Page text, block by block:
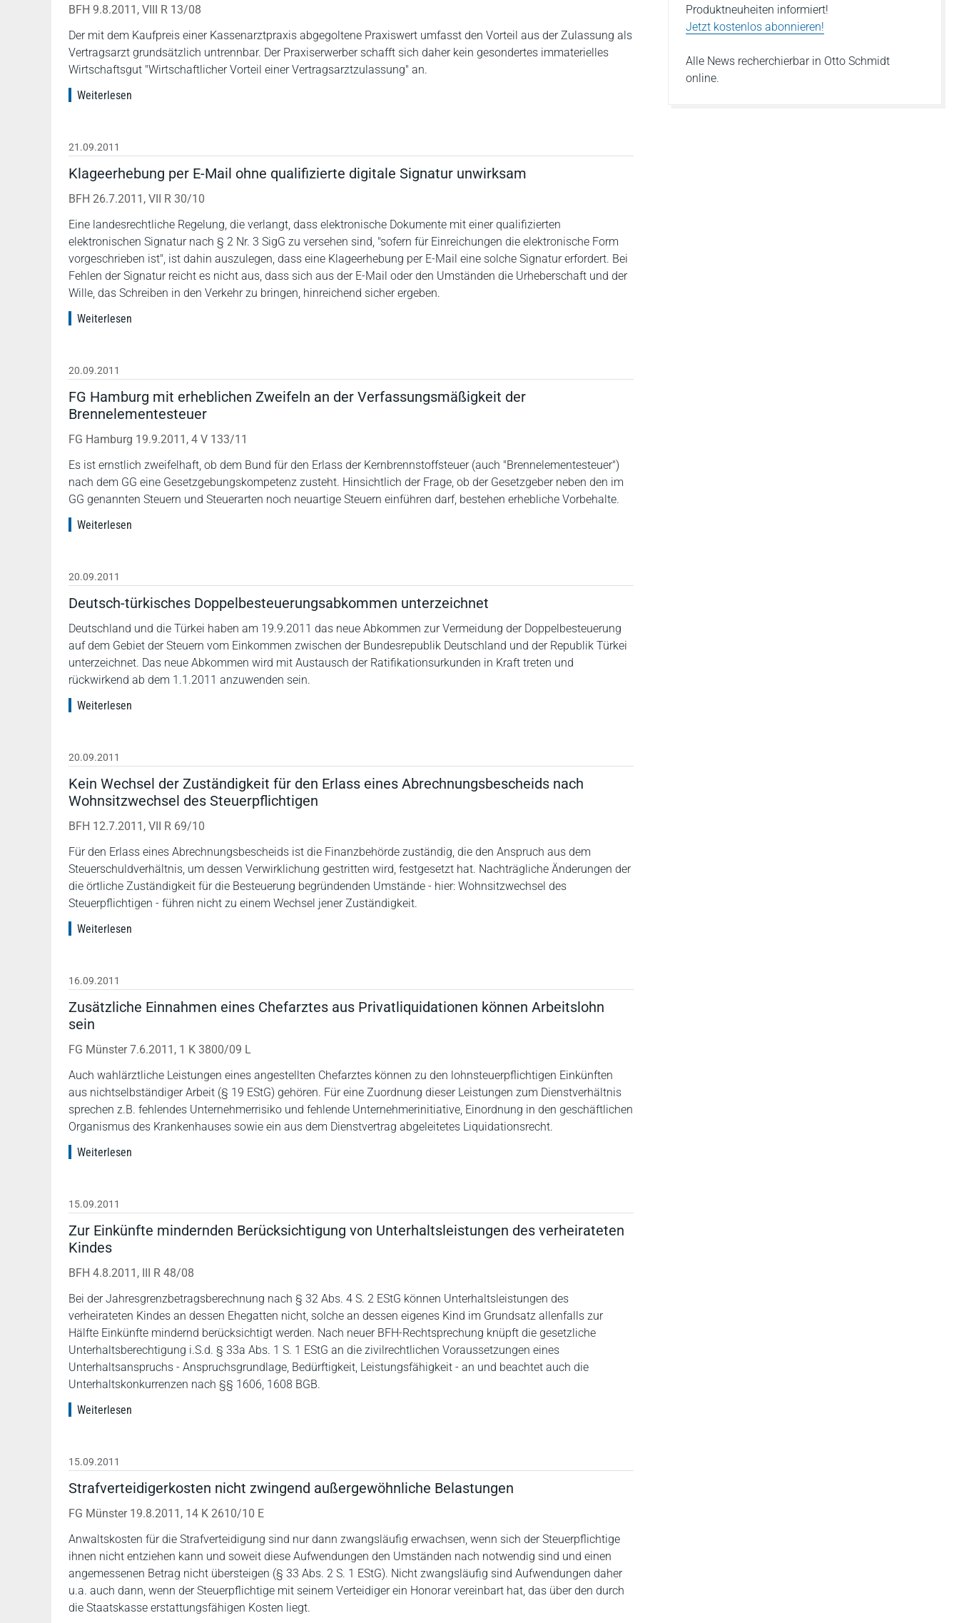
BFH 9.8.2011, VIII R 13/08
Der mit dem Kaufpreis einer Kassenarztpraxis abgegoltene Praxiswert umfasst den Vorteil aus der Zulassung als
Vertragsarzt grundsätzlich untrennbar. Der Praxiserwerber schafft sich daher kein gesondertes immaterielles
Wirtschaftsgut "Wirtschaftlicher Vorteil einer Vertragsarztzulassung" an.
Weiterlesen
21.09.2011
Klageerhebung per E-Mail ohne qualifizierte digitale Signatur unwirksam
BFH 26.7.2011, VII R 30/10
Eine landesrechtliche Regelung, die verlangt, dass elektronische Dokumente mit einer qualifizierten
elektronischen Signatur nach § 2 Nr. 3 SigG zu versehen sind, "sofern für Einreichungen die elektronische Form
vorgeschrieben ist", ist dahin auszulegen, dass eine Klageerhebung per E-Mail eine solche Signatur erfordert. Bei
Fehlen der Signatur reicht es nicht aus, dass sich aus der E-Mail oder den Umständen die Urheberschaft und der
Wille, das Schreiben in den Verkehr zu bringen, hinreichend sicher ergeben.
Weiterlesen
20.09.2011
FG Hamburg mit erheblichen Zweifeln an der Verfassungsmäßigkeit der
Brennelementesteuer
FG Hamburg 19.9.2011, 4 V 133/11
Es ist ernstlich zweifelhaft, ob dem Bund für den Erlass der Kernbrennstoffsteuer (auch "Brennelementesteuer")
nach dem GG eine Gesetzgebungskompetenz zusteht. Hinsichtlich der Frage, ob der Gesetzgeber neben den im
GG genannten Steuern und Steuerarten noch neuartige Steuern einführen darf, bestehen erhebliche Vorbehalte.
Weiterlesen
20.09.2011
Deutsch-türkisches Doppelbesteuerungsabkommen unterzeichnet
Deutschland und die Türkei haben am 19.9.2011 das neue Abkommen zur Vermeidung der Doppelbesteuerung
auf dem Gebiet der Steuern vom Einkommen zwischen der Bundesrepublik Deutschland und der Republik Türkei
unterzeichnet. Das neue Abkommen wird mit Austausch der Ratifikationsurkunden in Kraft treten und
rückwirkend ab dem 1.1.2011 anzuwenden sein.
Weiterlesen
20.09.2011
Kein Wechsel der Zuständigkeit für den Erlass eines Abrechnungsbescheids nach
Wohnsitzwechsel des Steuerpflichtigen
BFH 12.7.2011, VII R 69/10
Für den Erlass eines Abrechnungsbescheids ist die Finanzbehörde zuständig, die den Anspruch aus dem
Steuerschuldverhältnis, um dessen Verwirklichung gestritten wird, festgesetzt hat. Nachträgliche Änderungen der
die örtliche Zuständigkeit für die Besteuerung begründenden Umstände - hier: Wohnsitzwechsel des
Steuerpflichtigen - führen nicht zu einem Wechsel jener Zuständigkeit.
Weiterlesen
16.09.2011
Zusätzliche Einnahmen eines Chefarztes aus Privatliquidationen können Arbeitslohn
sein
FG Münster 7.6.2011, 1 K 3800/09 L
Auch wahlärztliche Leistungen eines angestellten Chefarztes können zu den lohnsteuerpflichtigen Einkünften
aus nichtselbständiger Arbeit (§ 19 EStG) gehören. Für eine Zuordnung dieser Leistungen zum Dienstverhältnis
sprechen z.B. fehlendes Unternehmerrisiko und fehlende Unternehmerinitiative, Einordnung in den geschäftlichen
Organismus des Krankenhauses sowie ein aus dem Dienstvertrag abgeleitetes Liquidationsrecht.
Weiterlesen
15.09.2011
Zur Einkünfte mindernden Berücksichtigung von Unterhaltsleistungen des verheirateten
Kindes
BFH 4.8.2011, III R 48/08
Bei der Jahresgrenzbetragsberechnung nach § 32 Abs. 4 S. 2 EStG können Unterhaltsleistungen des
verheirateten Kindes an dessen Ehegatten nicht, solche an dessen eigenes Kind im Grundsatz allenfalls zur
Hälfte Einkünfte mindernd berücksichtigt werden. Nach neuer BFH-Rechtsprechung knüpft die gesetzliche
Unterhaltsberechtigung i.S.d. § 33a Abs. 1 S. 1 EStG an die zivilrechtlichen Voraussetzungen eines
Unterhaltsanspruchs - Anspruchsgrundlage, Bedürftigkeit, Leistungsfähigkeit - an und beachtet auch die
Unterhaltskonkurrenzen nach §§ 1606, 1608 BGB.
Weiterlesen
15.09.2011
Strafverteidigerkosten nicht zwingend außergewöhnliche Belastungen
FG Münster 19.8.2011, 14 K 2610/10 E
Anwaltskosten für die Strafverteidigung sind nur dann zwangsläufig erwachsen, wenn sich der Steuerpflichtige
ihnen nicht entziehen kann und soweit diese Aufwendungen den Umständen nach notwendig sind und einen
angemessenen Betrag nicht übersteigen (§ 33 Abs. 2 S. 1 EStG). Nicht zwangsläufig sind Aufwendungen daher
u.a. auch dann, wenn der Steuerpflichtige mit seinem Verteidiger ein Honorar vereinbart hat, das über den durch
die Staatskasse erstattungsfähigen Kosten liegt.
Produktneuheiten informiert!
Jetzt kostenlos abonnieren!
Alle News recherchierbar in Otto Schmidt
online.